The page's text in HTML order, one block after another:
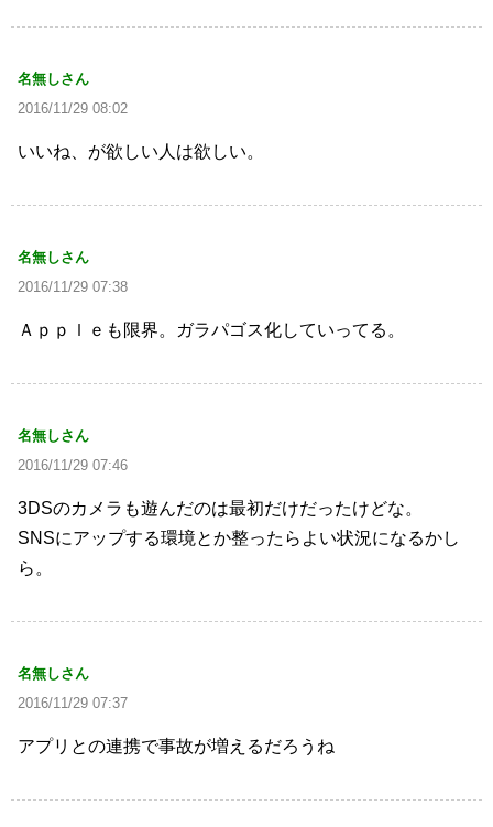
名無しさん
2016/11/29 08:02
いいね、が欲しい人は欲しい。
名無しさん
2016/11/29 07:38
Ａｐｐｌｅも限界。ガラパゴス化していってる。
名無しさん
2016/11/29 07:46
3DSのカメラも遊んだのは最初だけだったけどな。
SNSにアップする環境とか整ったらよい状況になるかし
ら。
名無しさん
2016/11/29 07:37
アプリとの連携で事故が増えるだろうね